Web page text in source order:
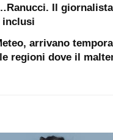
Il
inclusi
arrivano
regioni dove il